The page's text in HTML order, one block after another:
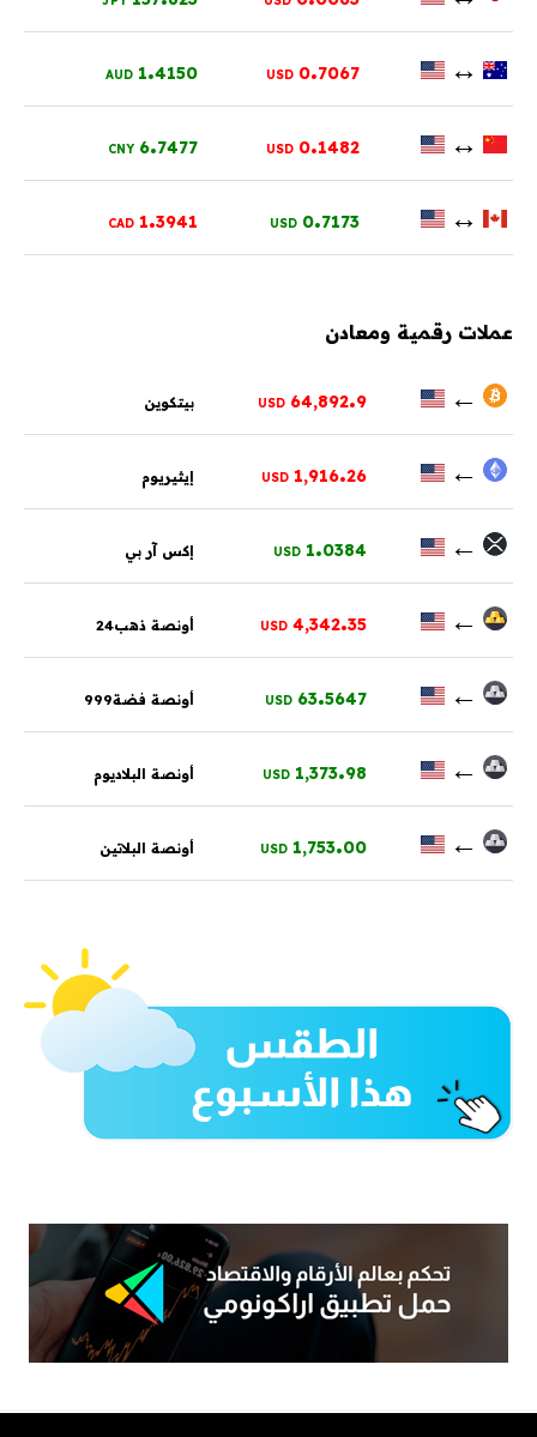
↔
0.7067
USD
1.4150
AUD
↔
0.1482
USD
6.7477
CNY
↔
0.7173
USD
1.3941
CAD
عملات رقمية ومعادن
←
64,892.9
USD بيتكوين
←
1,916.26
USD إيثيريوم
←
1.0384
USD إكس آر بي
←
4,342.35
USD أونصة ذهب24
←
63.5647
USD أونصة فضة999
←
1,373.98
USD أونصة البلاديوم
←
1,753.00
USD أونصة البلاتين